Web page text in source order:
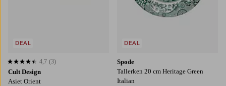
Cult Design
Asiet Orient
4,7 baseret på 3 bedømmelser
4,7 (3)
DEAL
Spode
Tallerken 20 cm Heritage Green
Italian
DEAL